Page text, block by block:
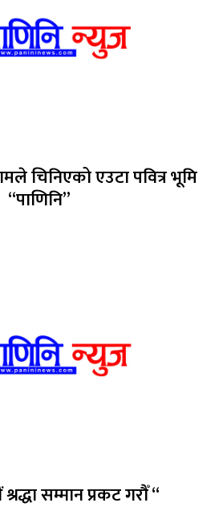
चिनिएको एउटा पवित्र भूमि
“पाणिनि”
सम्मान प्रकट गरौँ “